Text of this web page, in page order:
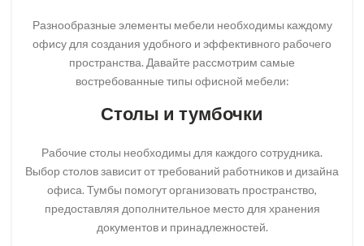
Разнообразные элементы мебели необходимы каждому
офису для создания удобного и эффективного рабочего
пространства. Давайте рассмотрим самые
востребованные типы офисной мебели:
Столы и тумбочки
Рабочие столы необходимы для каждого сотрудника.
Выбор столов зависит от требований работников и дизайна
офиса. Тумбы помогут организовать пространство,
предоставляя дополнительное место для хранения
документов и принадлежностей.